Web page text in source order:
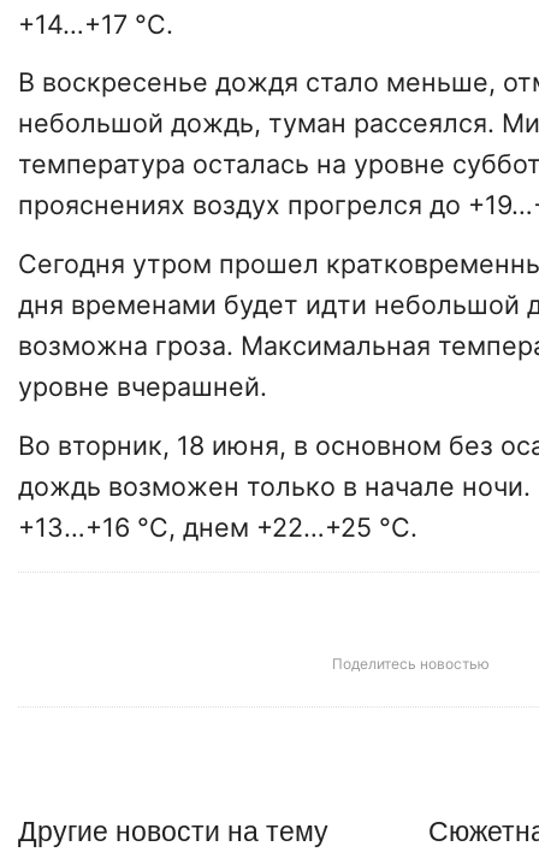
+14…+17 °C.
В воскресенье дождя стало меньше,
небольшой дождь, туман рассеялся.
температура осталась на уровне
прояснениях воздух прогрелся до
Сегодня утром прошел
дня временами будет идти небольшой
возможна гроза. Максимальная
уровне вчерашней.
Во вторник, 18 июня, в основном без
дождь возможен только в начале
+13…+16 °C, днем +22…+25 °C.
Поделитесь новостью
Другие новости на тему